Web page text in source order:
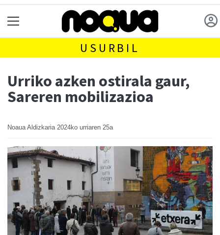
USURBIL
Urriko azken ostirala gaur,
Sareren mobilizazioa
Noaua Aldizkaria 2024ko urriaren 25a